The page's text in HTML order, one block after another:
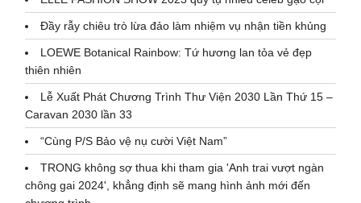
Đầy rẫy chiêu trò lừa đảo làm nhiệm vụ nhận tiền khủng
LOEWE Botanical Rainbow: Tứ hương lan tỏa vẻ đẹp
thiên nhiên
Lễ Xuất Phát Chương Trình Thư Viện 2030 Lần Thứ 15 –
Caravan 2030 lần 33
“Cùng P/S Bảo vệ nụ cười Việt Nam”
TRONG không sợ thua khi tham gia 'Anh trai vượt ngàn
chông gai 2024', khẳng định sẽ mang hình ảnh mới đến